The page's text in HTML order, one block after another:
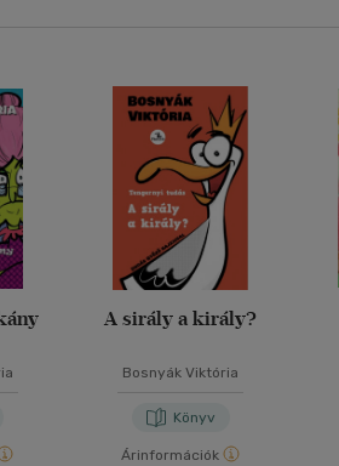
A sirály a király?
Bosnyák Viktória
Könyv
Árinformációk